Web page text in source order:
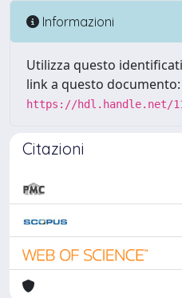
Informazioni
Utilizza questo
link a questo documento:
https://hdl.handle.net/
Citazioni